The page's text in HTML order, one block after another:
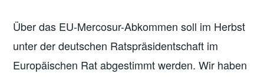
Über das EU-Mercosur-Abkommen soll im Herbst
unter der deutschen Ratspräsidentschaft im
Europäischen Rat abgestimmt werden. Wir haben